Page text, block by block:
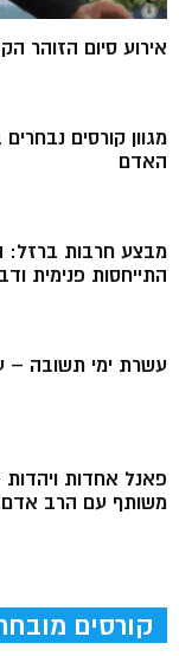
אירוע סיום הזוהר
מגוון קורסים
האדם
מבצע חרבות ברזל:
התייחסות פנימית
עשרת ימי תשובה –
פאנל אחדות ויהדות
משותף עם הרב אדם
קורסים